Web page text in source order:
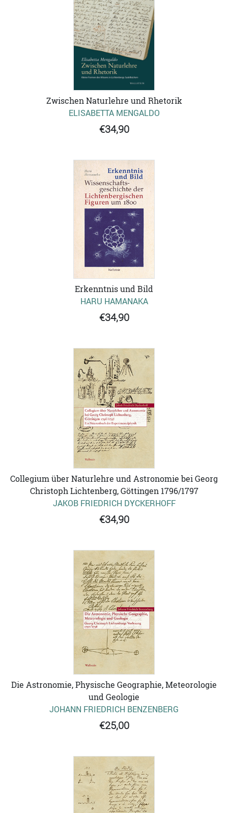
Zwischen Naturlehre und Rhetorik
ELISABETTA MENGALDO
€34,90
Erkenntnis und Bild
HARU HAMANAKA
€34,90
Collegium über Naturlehre und Astronomie bei Georg
Christoph Lichtenberg, Göttingen 1796/1797
JAKOB FRIEDRICH DYCKERHOFF
€34,90
Die Astronomie, Physische Geographie, Meteorologie
und Geologie
JOHANN FRIEDRICH BENZENBERG
€25,00